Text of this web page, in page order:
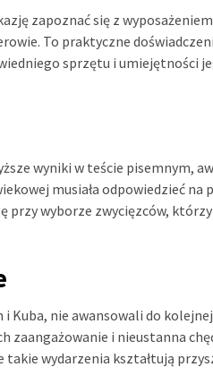
zapoznać się z
To praktyczne
sprzętu i umiejętności
wyniki w teście pisemnym,
musiała odpowiedzieć na
przy wyborze zwycięzców,
nie awansowali do kolejnej
zaangażowanie i nieustanna
wydarzenia kształtują